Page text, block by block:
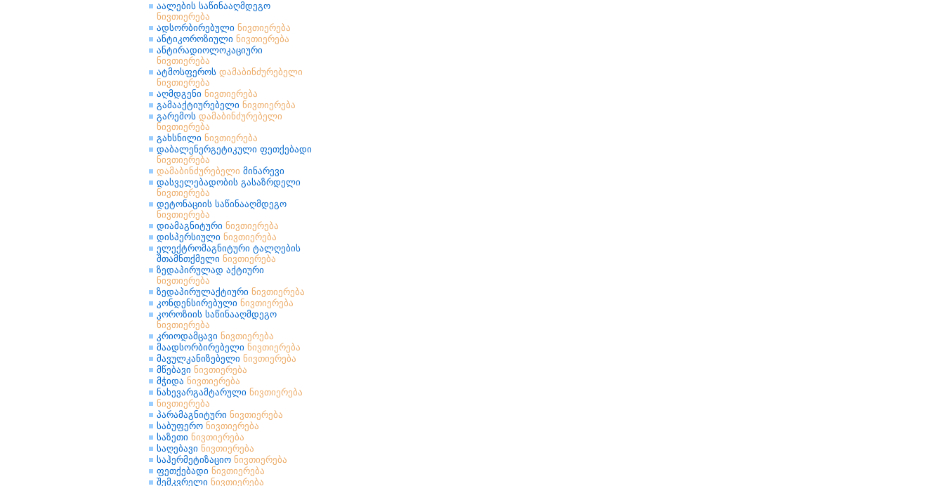
აალების საწინააღმდეგო
ნივთიერება
ადსორბირებული ნივთიერება
ანტიკოროზიული ნივთიერება
ანტირადიოლოკაციური
ნივთიერება
ატმოსფეროს დამაბინძურებელი
ნივთიერება
აღმდგენი ნივთიერება
გამააქტიურებელი ნივთიერება
გარემოს დამაბინძურებელი
ნივთიერება
გახსნილი ნივთიერება
დაბალენერგეტიკული ფეთქებადი
ნივთიერება
დამაბინძურებელი მინარევი
დასველებადობის გასაზრდელი
ნივთიერება
დეტონაციის საწინააღმდეგო
ნივთიერება
დიამაგნიტური ნივთიერება
დისპერსიული ნივთიერება
ელექტრომაგნიტური ტალღების
შთამნთქმელი ნივთიერება
ზედაპირულად აქტიური
ნივთიერება
ზედაპირულაქტიური ნივთიერება
კონდენსირებული ნივთიერება
კოროზიის საწინააღმდეგო
ნივთიერება
კრიოდამცავი ნივთიერება
მაადსორბირებელი ნივთიერება
მავულკანიზებელი ნივთიერება
მწებავი ნივთიერება
მჭიდა ნივთიერება
ნახევარგამტარული ნივთიერება
ნივთიერება
პარამაგნიტური ნივთიერება
საბუფერო ნივთიერება
საზეთი ნივთიერება
საღებავი ნივთიერება
საჰერმეტიზაციო ნივთიერება
ფეთქებადი ნივთიერება
შემკვრელი ნივთიერება